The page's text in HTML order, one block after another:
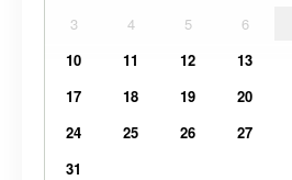
3
4 5 6
10
11 12 13
17
18 19 20
24
25 26 27
31